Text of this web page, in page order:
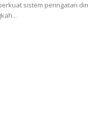
sistem peringatan